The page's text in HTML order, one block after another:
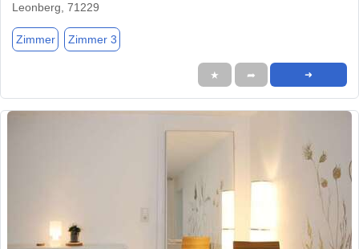
Leonberg, 71229
Zimmer Zimmer 3
★ ➦ ➜